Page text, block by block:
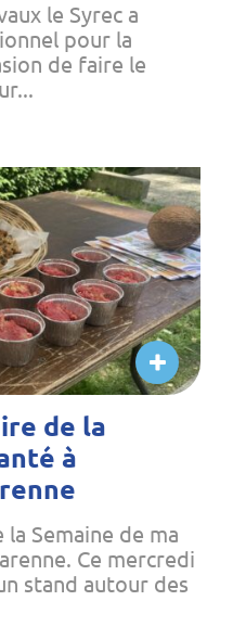
le Syrec a
pour la
de faire le
de la
à
Semaine de ma
Ce mercredi
stand autour des